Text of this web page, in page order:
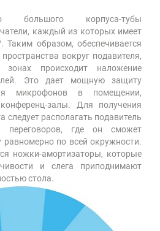
большого корпуса-тубы
каждый из которых имеет
Таким образом, обеспечивается
вокруг подавителя,
происходит наложение
Это дает мощную защиту
микрофонов в помещении,
залы. Для получения
располагать подавитель
где он сможет
равномерно по всей окружности.
ножки-амортизаторы, которые
и слега приподнимают
стола.